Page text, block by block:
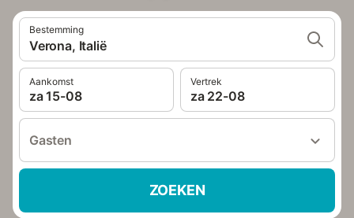
Bestemming
Verona, Italië
Aankomst
za 15-08
Vertrek
za 22-08
Gasten
ZOEKEN